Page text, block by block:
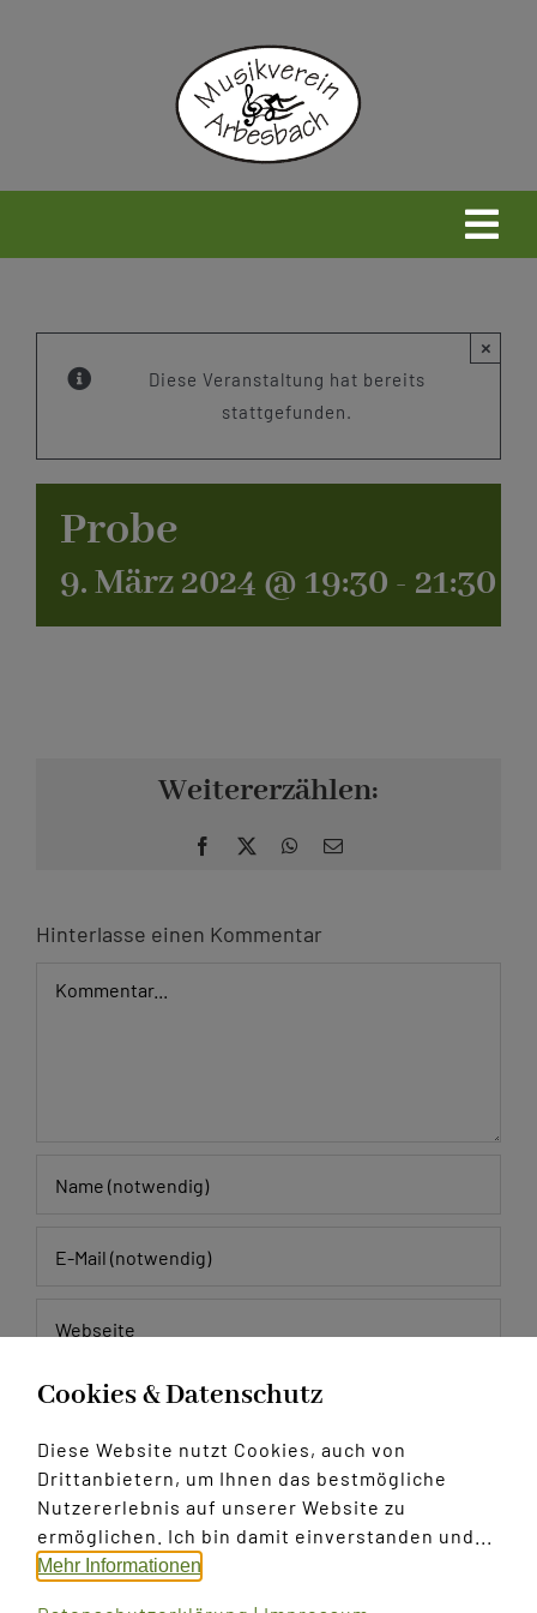
Neues
Wir
Infos
Diese Veranstaltung hat bereits
stattgefunden.
×
Probe
9. März 2024 @ 19:30 - 21:30
Weitererzählen:
Facebook WhatsApp
Hinterlasse einen Kommentar
Meinen Namen, E-Mail und Website in diesem
Browser speichern, bis ich wieder kommentiere.
Cookies & Datenschutz
Diese Website nutzt Cookies, auch von
Drittanbietern, um Ihnen das bestmögliche
Nutzererlebnis auf unserer Website zu
ermöglichen. Ich bin damit einverstanden und...
Mehr Informationen